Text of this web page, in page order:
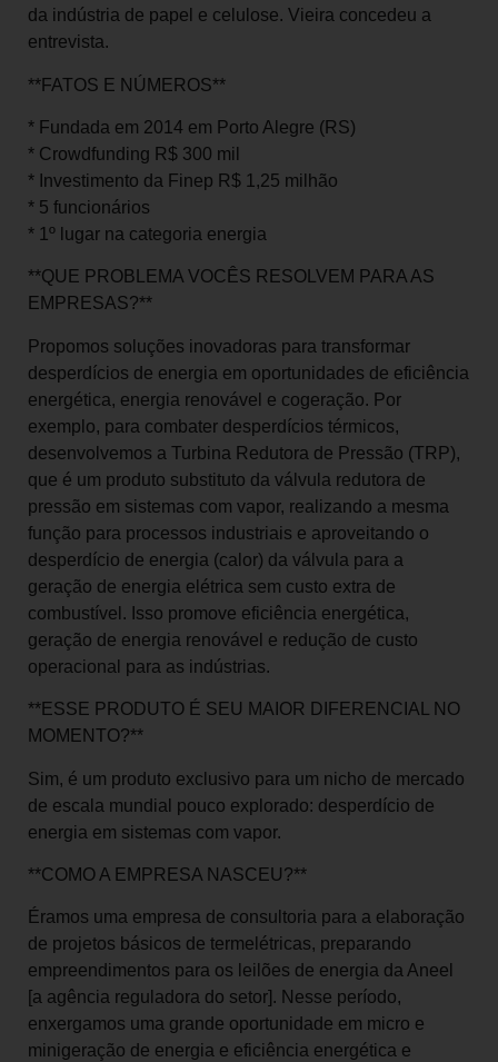
da indústria de papel e celulose. Vieira concedeu a
entrevista.
**FATOS E NÚMEROS**
* Fundada em 2014 em Porto Alegre (RS)
* Crowdfunding R$ 300 mil
* Investimento da Finep R$ 1,25 milhão
* 5 funcionários
* 1º lugar na categoria energia
**QUE PROBLEMA VOCÊS RESOLVEM PARA AS
EMPRESAS?**
Propomos soluções inovadoras para transformar
desperdícios de energia em oportunidades de eficiência
energética, energia renovável e cogeração. Por
exemplo, para combater desperdícios térmicos,
desenvolvemos a Turbina Redutora de Pressão (TRP),
que é um produto substituto da válvula redutora de
pressão em sistemas com vapor, realizando a mesma
função para processos industriais e aproveitando o
desperdício de energia (calor) da válvula para a
geração de energia elétrica sem custo extra de
combustível. Isso promove eficiência energética,
geração de energia renovável e redução de custo
operacional para as indústrias.
**ESSE PRODUTO É SEU MAIOR DIFERENCIAL NO
MOMENTO?**
Sim, é um produto exclusivo para um nicho de mercado
de escala mundial pouco explorado: desperdício de
energia em sistemas com vapor.
**COMO A EMPRESA NASCEU?**
Éramos uma empresa de consultoria para a elaboração
de projetos básicos de termelétricas, preparando
empreendimentos para os leilões de energia da Aneel
[a agência reguladora do setor]. Nesse período,
enxergamos uma grande oportunidade em micro e
minigeração de energia e eficiência energética e